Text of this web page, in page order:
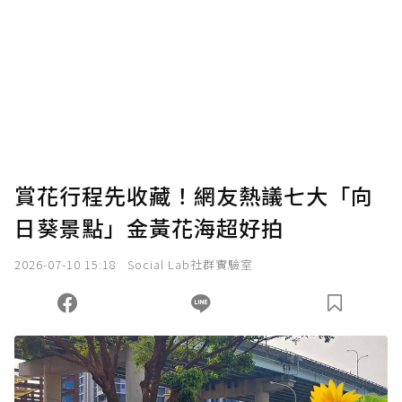
賞花行程先收藏！網友熱議七大「向
日葵景點」金黃花海超好拍
2026-07-10 15:18 Social Lab社群實驗室